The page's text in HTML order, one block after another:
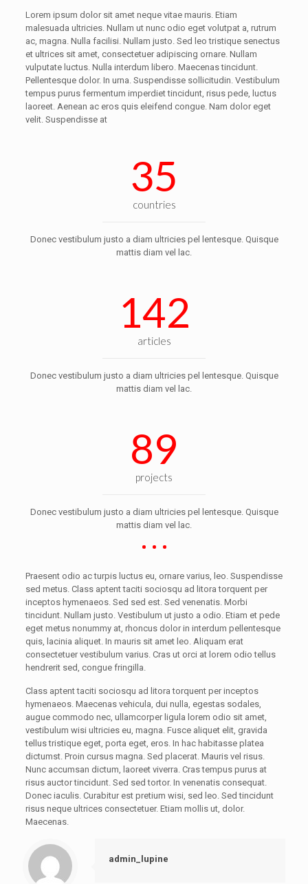
Lorem ipsum dolor sit amet neque vitae mauris. Etiam
malesuada ultricies. Nullam ut nunc odio eget volutpat a, rutrum
ac, magna. Nulla facilisi. Nullam justo. Sed leo tristique senectus
et ultrices sit amet, consectetuer adipiscing ornare. Nullam
vulputate luctus. Nulla interdum libero. Maecenas tincidunt.
Pellentesque dolor. In urna. Suspendisse sollicitudin. Vestibulum
tempus purus fermentum imperdiet tincidunt, risus pede, luctus
laoreet. Aenean ac eros quis eleifend congue. Nam dolor eget
velit. Suspendisse at
35
countries
Donec vestibulum justo a diam ultricies pel lentesque. Quisque
mattis diam vel lac.
142
articles
Donec vestibulum justo a diam ultricies pel lentesque. Quisque
mattis diam vel lac.
89
projects
Donec vestibulum justo a diam ultricies pel lentesque. Quisque
mattis diam vel lac.
Praesent odio ac turpis luctus eu, ornare varius, leo. Suspendisse
sed metus. Class aptent taciti sociosqu ad litora torquent per
inceptos hymenaeos. Sed sed est. Sed venenatis. Morbi
tincidunt. Nullam justo. Vestibulum ut justo a odio. Etiam et pede
eget metus nonummy at, rhoncus dolor in interdum pellentesque
quis, lacinia aliquet. In mauris sit amet leo. Aliquam erat
consectetuer vestibulum varius. Cras ut orci at lorem odio tellus
hendrerit sed, congue fringilla.
Class aptent taciti sociosqu ad litora torquent per inceptos
hymenaeos. Maecenas vehicula, dui nulla, egestas sodales,
augue commodo nec, ullamcorper ligula lorem odio sit amet,
vestibulum wisi ultricies eu, magna. Fusce aliquet elit, gravida
tellus tristique eget, porta eget, eros. In hac habitasse platea
dictumst. Proin cursus magna. Sed placerat. Mauris vel risus.
Nunc accumsan dictum, laoreet viverra. Cras tempus purus at
risus auctor tincidunt. Sed sed tortor. In venenatis consequat.
Donec iaculis. Curabitur est pretium wisi, sed leo. Sed tincidunt
risus neque ultrices consectetuer. Etiam mollis ut, dolor.
Maecenas.
admin_lupine